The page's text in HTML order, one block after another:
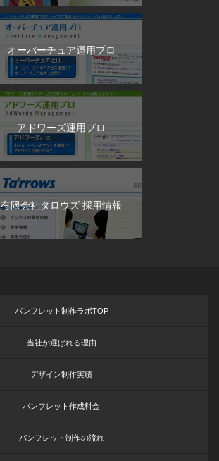
オーバーチュア運用プロ
アドワーズ運用プロ
有限会社タロウズ 採用情報
パンフレット制作ラボTOP
当社が選ばれる理由
デザイン制作実績
パンフレット作成料金
パンフレット制作の流れ